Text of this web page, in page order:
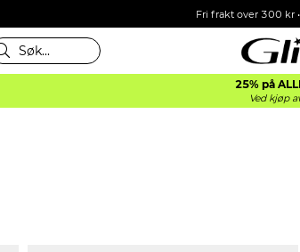
Fri frakt over 300 kr
25% på
Ved kjøp